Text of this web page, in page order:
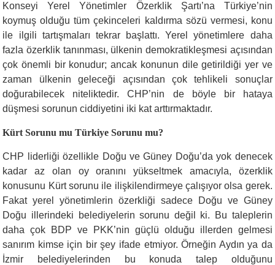
Konseyi Yerel Yönetimler Özerklik Şartı’na Türkiye’nin
koymuş olduğu tüm çekinceleri kaldırma sözü vermesi, konu
ile ilgili tartışmaları tekrar başlattı. Yerel yönetimlere daha
fazla özerklik tanınması, ülkenin demokratikleşmesi açısından
çok önemli bir konudur; ancak konunun dile getirildiği yer ve
zaman ülkenin geleceği açısından çok tehlikeli sonuçlar
doğurabilecek niteliktedir. CHP’nin de böyle bir hataya
düşmesi sorunun ciddiyetini iki kat arttırmaktadır.
Kürt Sorunu mu Türkiye Sorunu mu?
CHP liderliği özellikle Doğu ve Güney Doğu’da yok denecek
kadar az olan oy oranını yükseltmek amacıyla, özerklik
konusunu Kürt sorunu ile ilişkilendirmeye çalışıyor olsa gerek.
Fakat yerel yönetimlerin özerkliği sadece Doğu ve Güney
Doğu illerindeki belediyelerin sorunu değil ki. Bu taleplerin
daha çok BDP ve PKK’nin güçlü olduğu illerden gelmesi
sanırım kimse için bir şey ifade etmiyor. Örneğin Aydın ya da
İzmir belediyelerinden bu konuda talep olduğunu